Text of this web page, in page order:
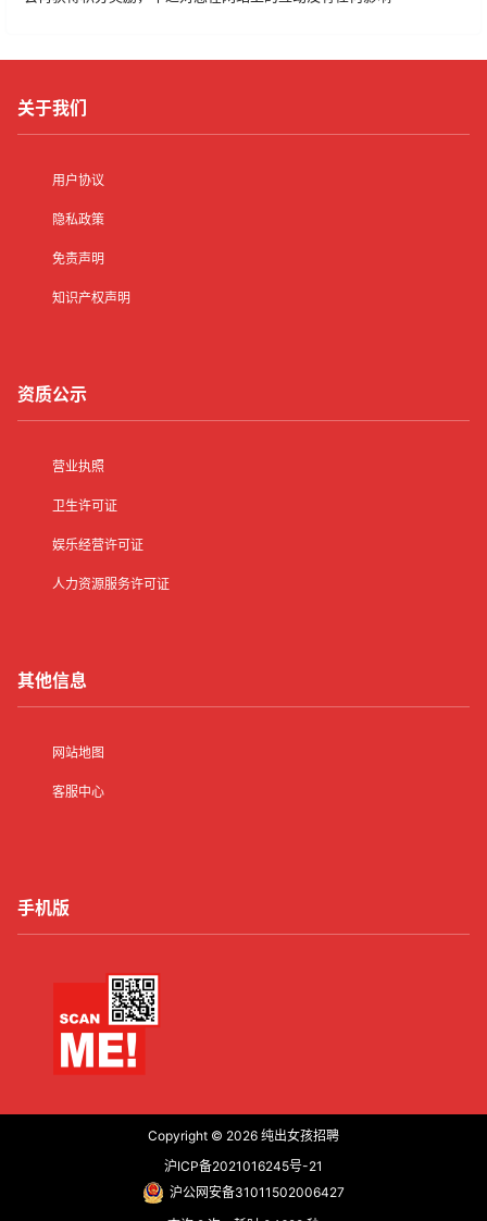
关于我们
用户协议
隐私政策
免责声明
知识产权声明
资质公示
营业执照
卫生许可证
娱乐经营许可证
人力资源服务许可证
其他信息
网站地图
客服中心
手机版
Copyright © 2026 纯出女孩招聘
沪ICP备2021016245号-21
沪公网安备31011502006427